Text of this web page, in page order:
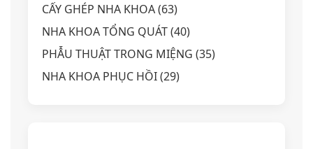
CẤY GHÉP NHA KHOA(63)
NHA KHOA TỔNG QUÁT(40)
PHẪU THUẬT TRONG MIỆNG (35)
NHA KHOA PHỤC HỒI(29)